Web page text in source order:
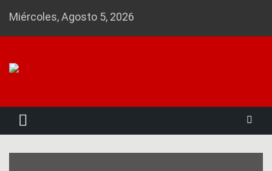
Miércoles, Agosto 5, 2026